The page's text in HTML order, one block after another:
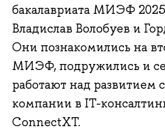
бакалавриата МИЭФ
Владислав Волобуев и
Они познакомились на
МИЭФ, подружились и
работают над развитием
компании в IT-
ConnectXT.